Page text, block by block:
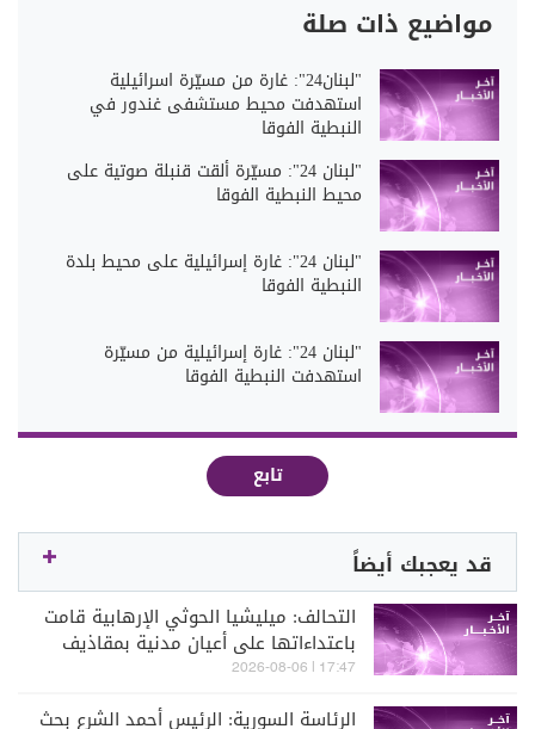
مواضيع ذات صلة
"لبنان24": غارة من مسيّرة اسرائيلية
استهدفت محيط مستشفى غندور في
النبطية الفوقا
"لبنان 24": مسيّرة ألقت قنبلة صوتية على
محيط النبطية الفوقا
"لبنان 24": غارة إسرائيلية على محيط بلدة
النبطية الفوقا
"لبنان 24": غارة إسرائيلية من مسيّرة
استهدفت النبطية الفوقا
تابع
قد يعجبك أيضاً
التحالف: ميليشيا الحوثي الإرهابية قامت
باعتداءاتها على أعيان مدنية بمقاذيف
عشوائية
17:47 | 2026-08-06
الرئاسة السورية: الرئيس أحمد الشرع بحث